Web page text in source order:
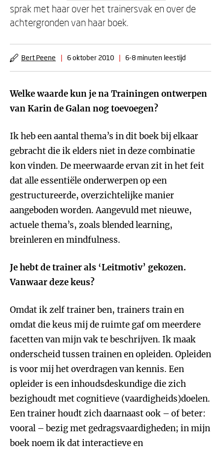
sprak met haar over het trainersvak en over de
achtergronden van haar boek.
Bert Peene | 6 oktober 2010 | 6-8 minuten leestijd
Welke waarde kun je na Trainingen ontwerpen
van Karin de Galan nog toevoegen?
Ik heb een aantal thema’s in dit boek bij elkaar
gebracht die ik elders niet in deze combinatie
kon vinden. De meerwaarde ervan zit in het feit
dat alle essentiële onderwerpen op een
gestructureerde, overzichtelijke manier
aangeboden worden. Aangevuld met nieuwe,
actuele thema’s, zoals blended learning,
breinleren en mindfulness.
Je hebt de trainer als ‘Leitmotiv’ gekozen.
Vanwaar deze keus?
Omdat ik zelf trainer ben, trainers train en
omdat die keus mij de ruimte gaf om meerdere
facetten van mijn vak te beschrijven. Ik maak
onderscheid tussen trainen en opleiden. Opleiden
is voor mij het overdragen van kennis. Een
opleider is een inhoudsdeskundige die zich
bezighoudt met cognitieve (vaardigheids)doelen.
Een trainer houdt zich daarnaast ook – of beter:
vooral – bezig met gedragsvaardigheden; in mijn
boek noem ik dat interactieve en